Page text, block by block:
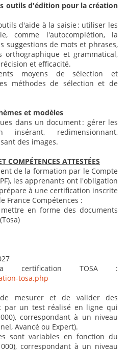
outils d'édition pour la création
d'aide à la saisie : utiliser les
comme l'autocomplétion, la
suggestions de mots et phrases,
orthographique et grammatical,
et efficacité.
moyens de sélection et
méthodes de sélection et de
et modèles
dans un document : gérer les
redimensionnant,
des images.
COMPÉTENCES ATTESTÉES
de la formation par le Compte
les apprenants ont l'obligation
à une certification inscrite
France Compétences :
en forme des documents
certification TOSA :
tosa.php
mesurer et de valider des
par un test réalisé en ligne qui
correspondant à un niveau
Avancé ou Expert).
sont variables en fonction du
correspondant à un niveau